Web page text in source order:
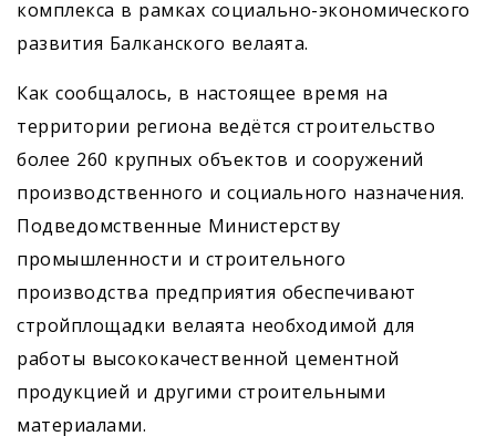
комплекса в рамках социально-экономического
развития Балканского велаята.
Как сообщалось, в настоящее время на
территории региона ведётся строительство
более 260 крупных объектов и сооружений
производственного и социального назначения.
Подведомственные Министерству
промышленности и строительного
производства предприятия обеспечивают
стройплощадки велаята необходимой для
работы высококачественной цементной
продукцией и другими строительными
материалами.